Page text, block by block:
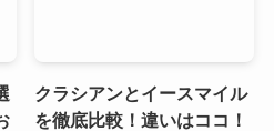
クラシアンとイースマイル
を徹底比較！違いはココ！